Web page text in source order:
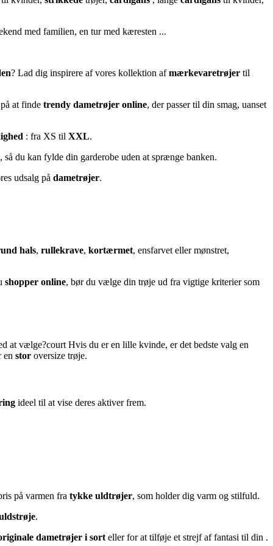
med familien, en tur med kæresten ...
? Lad dig inspirere af vores kollektion afmærkevaretrøjer til
at finde trendy dametrøjer online, der passer til din smag, uanset
: fra XS til XXL.
, så du kan fylde din garderobe uden at sprænge banken.
udsalg på dametrøjer.
hals, rullekrave, kortærmet, ensfarvet eller mønstret,
shopper online, bør du vælge din trøje ud fra vigtige kriterier som
at vælge?court Hvis du er en lille kvinde, er det bedste valg en
en stor oversize trøje.
ideel til at vise deres aktiver frem.
på varmen fra tykke uldtrøjer, som holder dig varm og stilfuld.
.
dametrøjer i sort eller for at tilføje et strejf af fantasi til din .